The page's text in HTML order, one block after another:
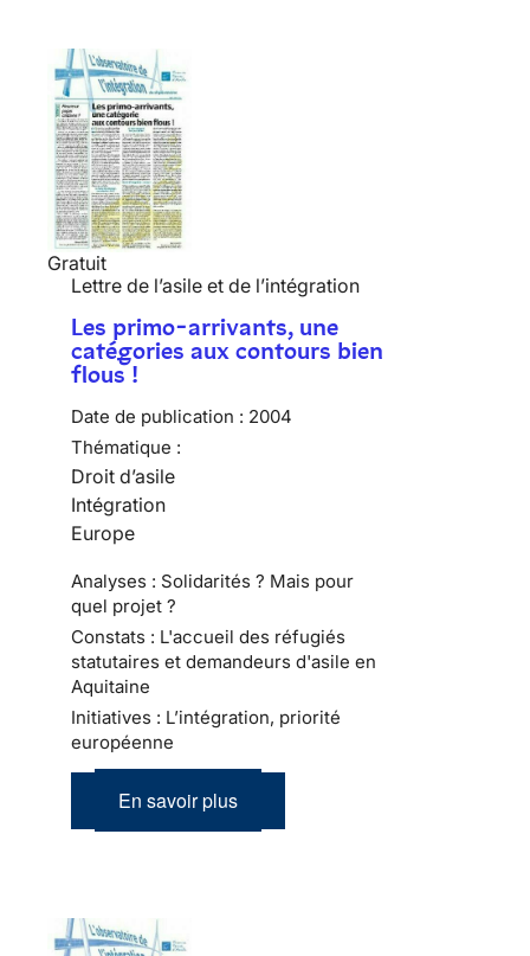
Gratuit
Lettre de l’asile et de l’intégration
Les primo-arrivants, une
catégories aux contours bien
flous !
Date de publication : 2004
Thématique :
Droit d’asile
Intégration
Europe
Analyses : Solidarités ? Mais pour
quel projet ?
Constats : L'accueil des réfugiés
statutaires et demandeurs d'asile en
Aquitaine
Initiatives : L’intégration, priorité
européenne
En savoir plus